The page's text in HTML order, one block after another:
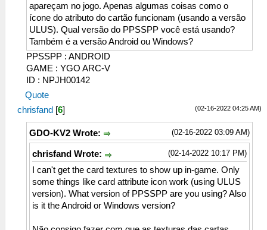
apareçam no jogo. Apenas algumas coisas como o
ícone do atributo do cartão funcionam (usando a versão
ULUS). Qual versão do PPSSPP você está usando?
Também é a versão Android ou Windows?
PPSSPP : ANDROID
GAME : YGO ARC-V
ID : NPJH00142
Quote
(02-16-2022 04:25 AM)
chrisfand [6]
(02-16-2022 03:09 AM)
GDO-KV2 Wrote:
(02-14-2022 10:17 PM)
chrisfand Wrote:
I can't get the card textures to show up in-game. Only
some things like card attribute icon work (using ULUS
version). What version of PPSSPP are you using? Also
is it the Android or Windows version?